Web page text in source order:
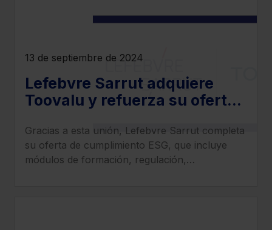
13 de septiembre de 2024
Lefebvre Sarrut adquiere
Toovalu y refuerza su oferta
ESG y RSC
Gracias a esta unión, Lefebvre Sarrut completa
su oferta de cumplimiento ESG, que incluye
módulos de formación, regulación,